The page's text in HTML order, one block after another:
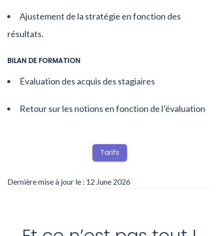
Ajustement de la stratégie en fonction des
résultats.
BILAN DE FORMATION
Évaluation des acquis des stagiaires
Retour sur les notions en fonction de l’évaluation
Tarifs
Dernière mise à jour le : 12 June 2026